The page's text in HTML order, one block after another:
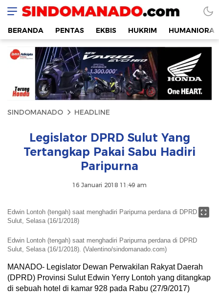
SINDOMANADO
Informatif dan Edukatif
BERANDA PENTAS EKBIS HUKRIM HUMANIORA
SINDOMANADO HEADLINE
Legislator DPRD Sulut Yang
Tertangkap Pakai Sabu Hadiri
Paripurna
16 Januari 2018 11:49 am
Edwin Lontoh (tengah) saat menghadiri Paripurna perdana di DPRD
Sulut, Selasa (16/1/2018)
Edwin Lontoh (tengah) saat menghadiri Paripurna perdana di DPRD
Sulut, Selasa (16/1/2018). (Valentino/sindomanado.com)
MANADO- Legislator Dewan Perwakilan Rakyat Daerah
(DPRD) Provinsi Sulut Edwin Yerry Lontoh yang ditangkap
di sebuah hotel di kamar 928 pada Rabu (27/9/2017)